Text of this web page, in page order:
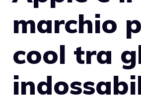
marchio
cool tra